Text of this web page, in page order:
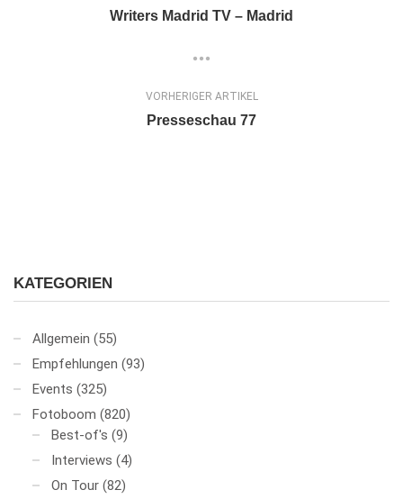
Writers Madrid TV – Madrid
VORHERIGER ARTIKEL
Presseschau 77
KATEGORIEN
Allgemein (55)
Empfehlungen (93)
Events (325)
Fotoboom (820)
Best-of's (9)
Interviews (4)
On Tour (82)